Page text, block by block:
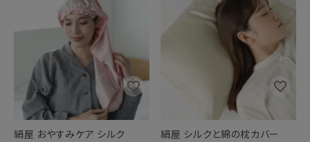
絹屋 おやすみケア シルク
絹屋 シルクと綿の枕カバー